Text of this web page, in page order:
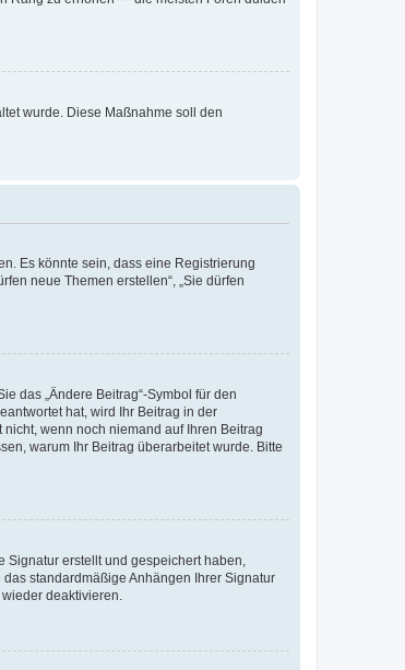
wurde. Diese Maßnahme soll den
Es könnte sein, dass eine Registrierung
neue Themen erstellen“, „Sie dürfen
das „Ändere Beitrag“-Symbol für den
hat, wird Ihr Beitrag in der
wenn noch niemand auf Ihren Beitrag
warum Ihr Beitrag überarbeitet wurde. Bitte
erstellt und gespeichert haben,
standardmäßige Anhängen Ihrer Signatur
deaktivieren.